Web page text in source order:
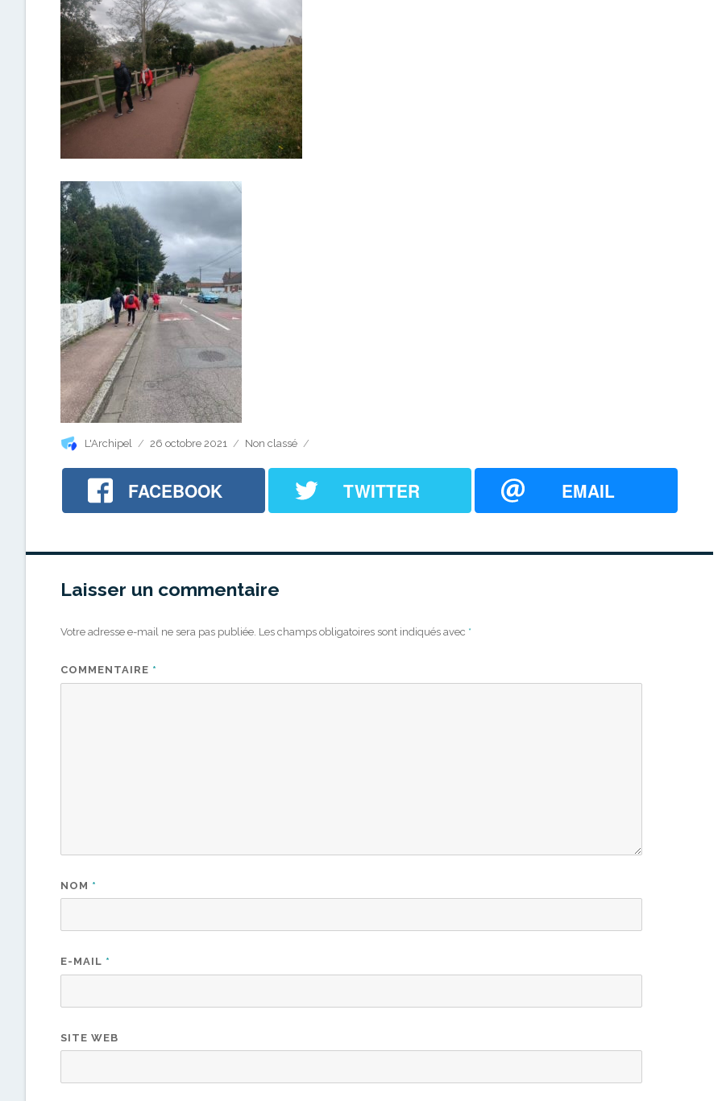
Auteur
L'Archipel
Publié
26 octobre 2021 Catégories
Non classé
FACEBOOK TWITTER EMAIL
Laisser un commentaire
Votre adresse e-mail ne sera pas publiée. Les champs obligatoires sont indiqués avec *
COMMENTAIRE *
NOM *
E-MAIL *
SITE WEB